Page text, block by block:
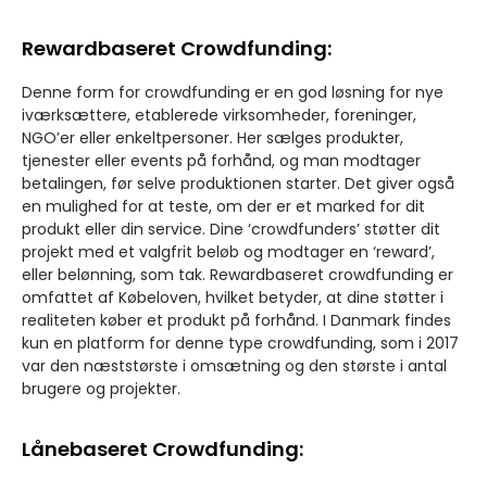
Rewardbaseret Crowdfunding:
Denne form for crowdfunding er en god løsning for nye
iværksættere, etablerede virksomheder, foreninger,
NGO’er eller enkeltpersoner. Her sælges produkter,
tjenester eller events på forhånd, og man modtager
betalingen, før selve produktionen starter. Det giver også
en mulighed for at teste, om der er et marked for dit
produkt eller din service. Dine ‘crowdfunders’ støtter dit
projekt med et valgfrit beløb og modtager en ‘reward’,
eller belønning, som tak. Rewardbaseret crowdfunding er
omfattet af Købeloven, hvilket betyder, at dine støtter i
realiteten køber et produkt på forhånd. I Danmark findes
kun en platform for denne type crowdfunding, som i 2017
var den næststørste i omsætning og den største i antal
brugere og projekter.
Lånebaseret Crowdfunding: